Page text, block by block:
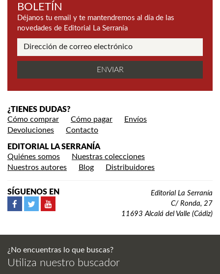
BOLETÍN
Déjanos tu email y te mantendremos al día de las
novedades de Editorial La Serranía
¿TIENES DUDAS?
Cómo comprar
Cómo pagar
Envíos
Devoluciones
Contacto
EDITORIAL LA SERRANÍA
Quiénes somos
Nuestras colecciones
Nuestros autores
Blog Distribuidores
SÍGUENOS EN
Editorial La Serranía
C/ Ronda, 27
11693 Alcalá del Valle (Cádiz)
¿No encuentras lo que buscas?
Utiliza nuestro buscador